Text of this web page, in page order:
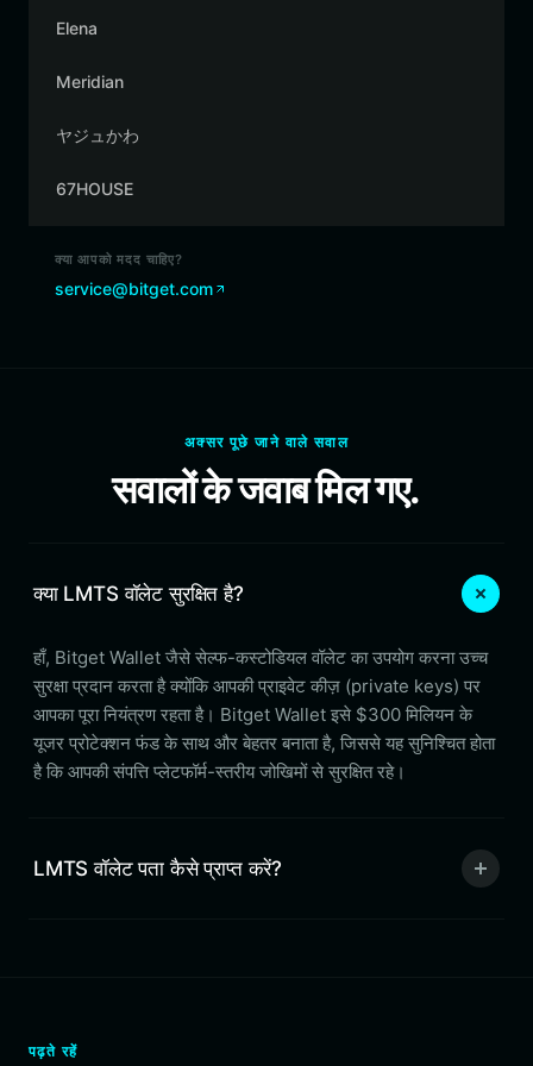
Elena
Meridian
ヤジュかわ
67HOUSE
क्या आपको मदद चाहिए?
service@bitget.com
अक्सर पूछे जाने वाले सवाल
सवालों के जवाब मिल गए.
क्या LMTS वॉलेट सुरक्षित है?
हाँ, Bitget Wallet जैसे सेल्फ-कस्टोडियल वॉलेट का उपयोग करना उच्च
सुरक्षा प्रदान करता है क्योंकि आपकी प्राइवेट कीज़ (private keys) पर
आपका पूरा नियंत्रण रहता है। Bitget Wallet इसे $300 मिलियन के
यूजर प्रोटेक्शन फंड के साथ और बेहतर बनाता है, जिससे यह सुनिश्चित होता
है कि आपकी संपत्ति प्लेटफॉर्म-स्तरीय जोखिमों से सुरक्षित रहे।
LMTS वॉलेट पता कैसे प्राप्त करें?
पढ़ते रहें